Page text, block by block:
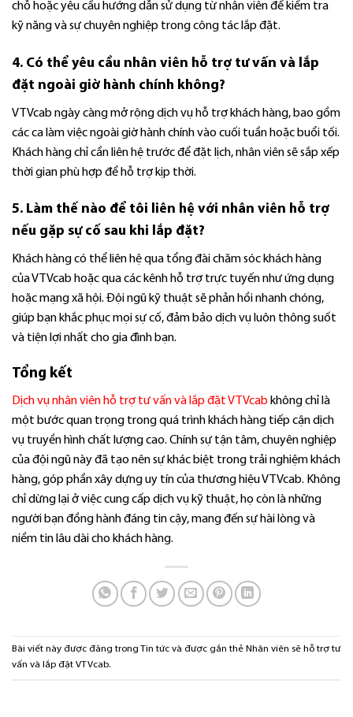
chỗ hoặc yêu cầu hướng dẫn sử dụng từ nhân viên để kiểm tra
kỹ năng và sự chuyên nghiệp trong công tác lắp đặt.
4. Có thể yêu cầu nhân viên hỗ trợ tư vấn và lắp
đặt ngoài giờ hành chính không?
VTVcab ngày càng mở rộng dịch vụ hỗ trợ khách hàng, bao gồm
các ca làm việc ngoài giờ hành chính vào cuối tuần hoặc buổi tối.
Khách hàng chỉ cần liên hệ trước để đặt lịch, nhân viên sẽ sắp xếp
thời gian phù hợp để hỗ trợ kịp thời.
5. Làm thế nào để tôi liên hệ với nhân viên hỗ trợ
nếu gặp sự cố sau khi lắp đặt?
Khách hàng có thể liên hệ qua tổng đài chăm sóc khách hàng
của VTVcab hoặc qua các kênh hỗ trợ trực tuyến như ứng dụng
hoặc mạng xã hội. Đội ngũ kỹ thuật sẽ phản hồi nhanh chóng,
giúp bạn khắc phục mọi sự cố, đảm bảo dịch vụ luôn thông suốt
và tiện lợi nhất cho gia đình bạn.
Tổng kết
Dịch vụ nhân viên hỗ trợ tư vấn và lắp đặt VTVcab không chỉ là
một bước quan trọng trong quá trình khách hàng tiếp cận dịch
vụ truyền hình chất lượng cao. Chính sự tận tâm, chuyên nghiệp
của đội ngũ này đã tạo nên sự khác biệt trong trải nghiệm khách
hàng, góp phần xây dựng uy tín của thương hiệu VTVcab. Không
chỉ dừng lại ở việc cung cấp dịch vụ kỹ thuật, họ còn là những
người bạn đồng hành đáng tin cậy, mang đến sự hài lòng và
niềm tin lâu dài cho khách hàng.
Bài viết này được đăng trong Tin tức và được gắn thẻ Nhân viên sẽ hỗ trợ tư
vấn và lắp đặt VTVcab.